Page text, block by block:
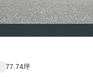
77.74坪